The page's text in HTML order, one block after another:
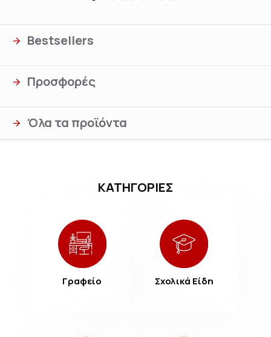
Bestsellers
Προσφορές
Όλα τα προϊόντα
ΚΑΤΗΓΟΡΙΕΣ
Γραφείο Σχολικά Είδη